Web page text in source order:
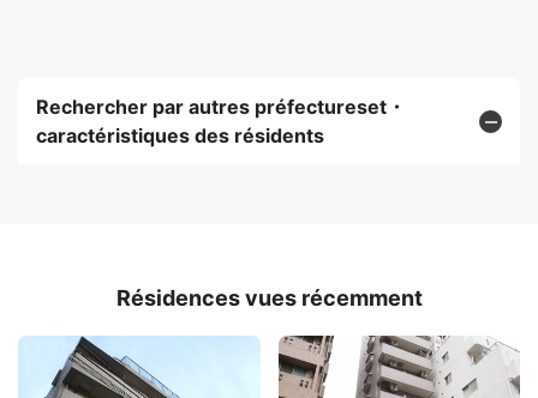
Rechercher par autres préfectureset・
caractéristiques des résidents
Résidences vues récemment